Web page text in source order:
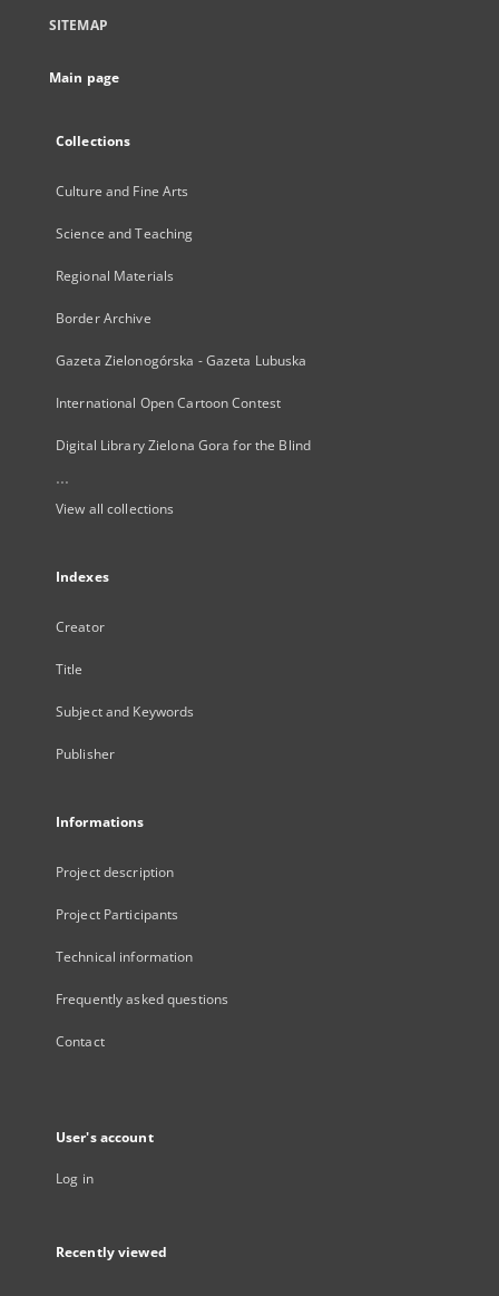
SITEMAP
Main page
Collections
Culture and Fine Arts
Science and Teaching
Regional Materials
Border Archive
Gazeta Zielonogórska - Gazeta Lubuska
International Open Cartoon Contest
Digital Library Zielona Gora for the Blind
...
View all collections
Indexes
Creator
Title
Subject and Keywords
Publisher
Informations
Project description
Project Participants
Technical information
Frequently asked questions
Contact
User's account
Log in
Recently viewed